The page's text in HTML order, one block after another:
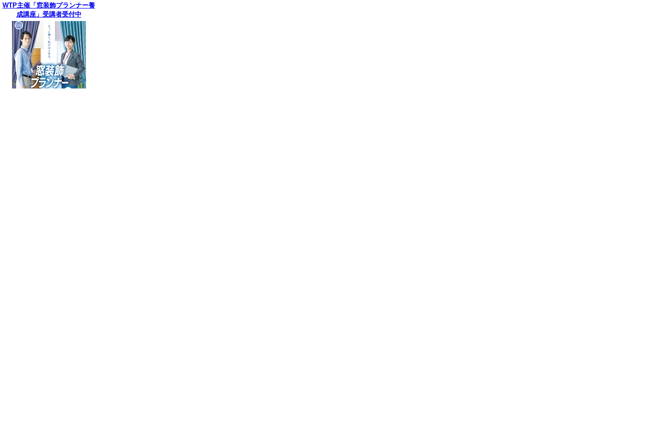
WTP主催「窓装飾プランナー養
成講座」受講者受付中